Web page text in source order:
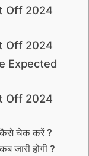
Off 2024
Off 2024
Expected
Off 2024
चेक करें ?
होगी ?